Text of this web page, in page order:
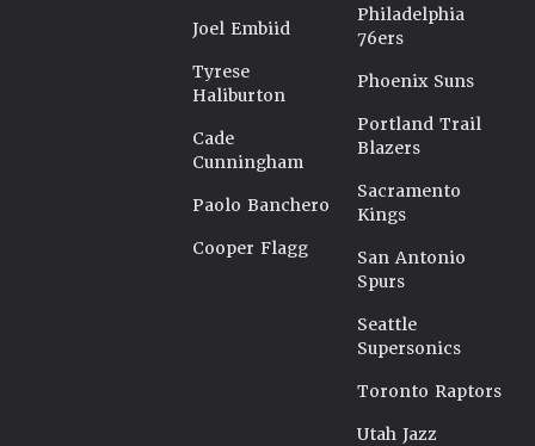
Joel Embiid
Tyrese
Haliburton
Cade
Cunningham
Paolo Banchero
Cooper Flagg
Philadelphia
76ers
Phoenix Suns
Portland Trail
Blazers
Sacramento
Kings
San Antonio
Spurs
Seattle
Supersonics
Toronto Raptors
Utah Jazz